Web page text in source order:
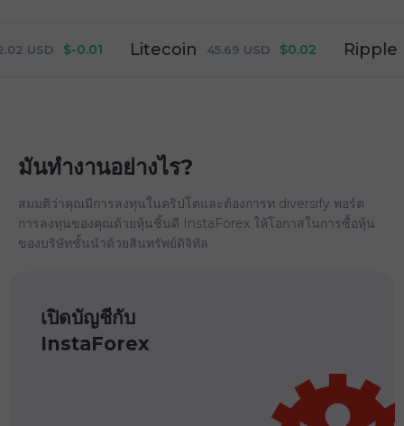
$-0.01 Litecoin 45.69USD $0.02 Ripple
มันทำงานอย่างไร?
สมมติว่าคุณมีการลงทุนในคริปโตและต้องการท diversify พอร์ต
การลงทุนของคุณด้วยหุ้นชิ้นดี InstaForex ให้โอกาสในการซื้อหุ้น
ของบริษัทชั้นนำด้วยสินทรัพย์ดิจิทัล
เปิดบัญชีกับ
InstaForex